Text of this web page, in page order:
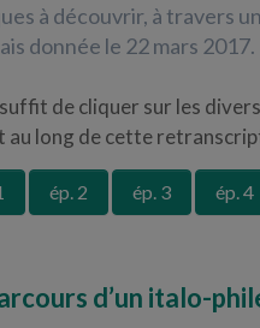
à découvrir, à travers
donnée le 22 mars 2017.
de cliquer sur les
au long de cette
ép. 2 ép. 3 ép. 4
d’un italo-